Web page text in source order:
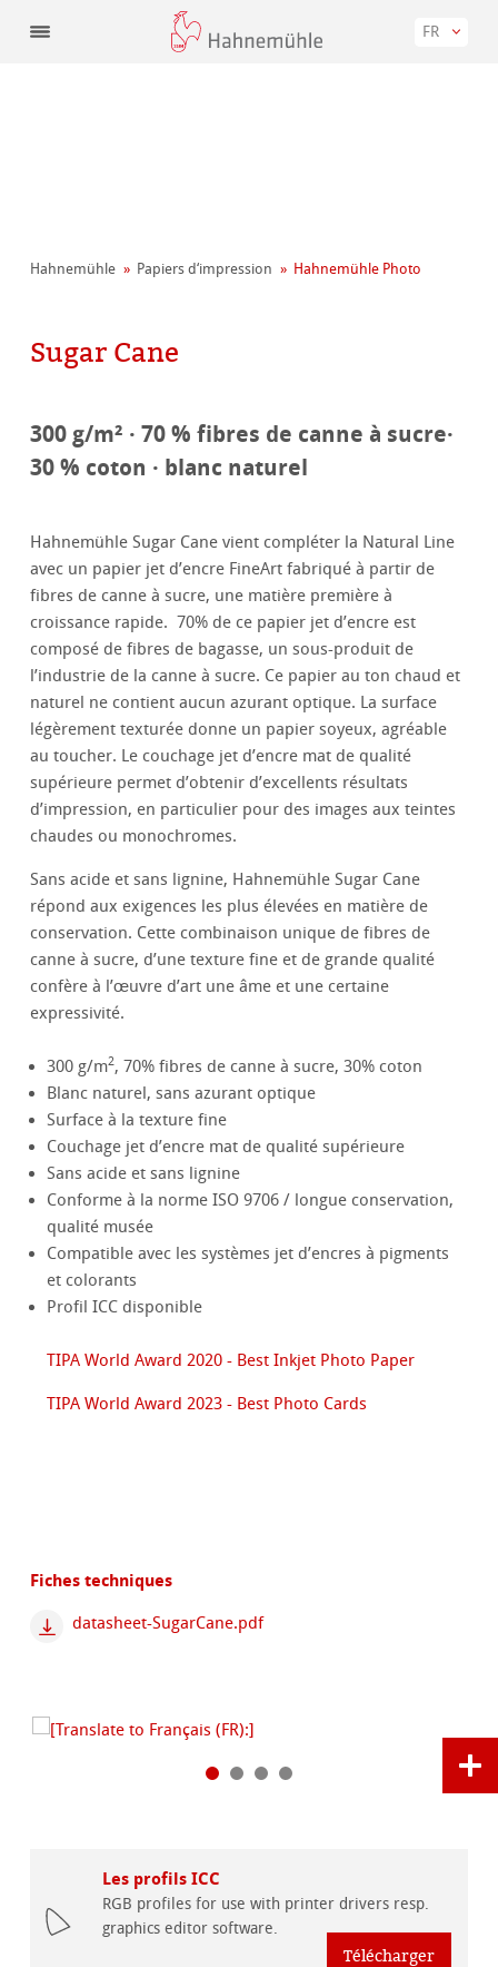
FR
Hahnemühle Papiers d‘impression Hahnemühle Photo
Sugar Cane
300 g/m² · 70 % fibres de canne à sucre·
30 % coton · blanc naturel
Hahnemühle Sugar Cane vient compléter la Natural Line
avec un papier jet d’encre FineArt fabriqué à partir de
fibres de canne à sucre, une matière première à
croissance rapide. 70% de ce papier jet d’encre est
composé de fibres de bagasse, un sous-produit de
l’industrie de la canne à sucre. Ce papier au ton chaud et
naturel ne contient aucun azurant optique. La surface
légèrement texturée donne un papier soyeux, agréable
au toucher. Le couchage jet d’encre mat de qualité
supérieure permet d’obtenir d’excellents résultats
d’impression, en particulier pour des images aux teintes
chaudes ou monochromes.
Sans acide et sans lignine, Hahnemühle Sugar Cane
répond aux exigences les plus élevées en matière de
conservation. Cette combinaison unique de fibres de
canne à sucre, d’une texture fine et de grande qualité
confère à l’œuvre d’art une âme et une certaine
expressivité.
300 g/m2, 70% fibres de canne à sucre, 30% coton
Blanc naturel, sans azurant optique
Surface à la texture fine
Couchage jet d’encre mat de qualité supérieure
Sans acide et sans lignine
Conforme à la norme ISO 9706 / longue conservation,
qualité musée
Compatible avec les systèmes jet d’encres à pigments
et colorants
Profil ICC disponible
TIPA World Award 2020 - Best Inkjet Photo Paper
TIPA World Award 2023 - Best Photo Cards
Fiches techniques
datasheet-SugarCane.pdf
Les profils ICC
RGB profiles for use with printer drivers resp.
graphics editor software.
Télécharger